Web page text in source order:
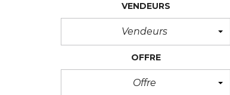
VENDEURS
Vendeurs
OFFRE
Offre